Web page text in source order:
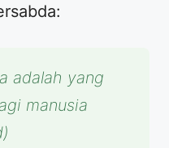
adalah yang
manusia